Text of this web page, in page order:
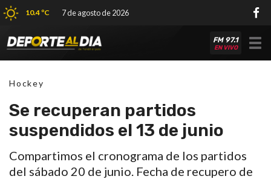
10.4 ºC 7 de agosto de 2026
FM 97.1
EN VIVO
Hockey
Se recuperan partidos
suspendidos el 13 de junio
Compartimos el cronograma de los partidos
del sábado 20 de junio. Fecha de recupero de